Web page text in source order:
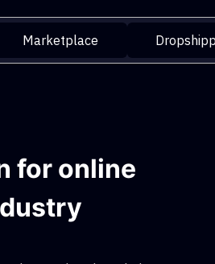
Marketplace
for online